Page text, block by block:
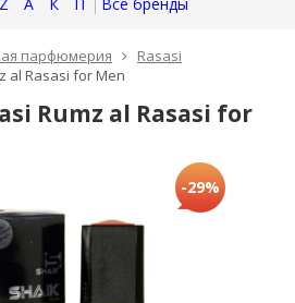
парфюмерия
Rasasi
al Rasasi for Men
Rumz al Rasasi for
-29%